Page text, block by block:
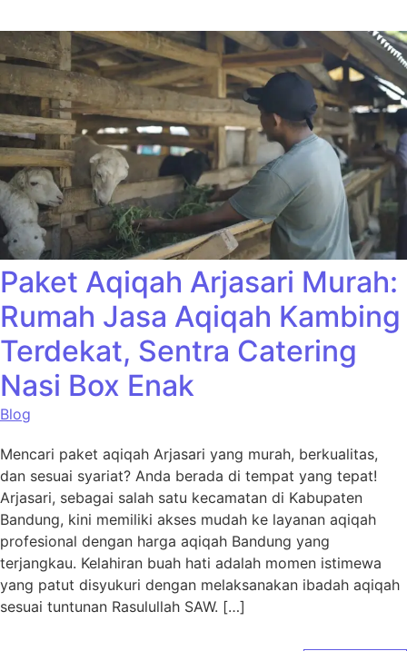
Paket Aqiqah Arjasari Murah:
Rumah Jasa Aqiqah Kambing
Terdekat, Sentra Catering
Nasi Box Enak
Blog
Mencari paket aqiqah Arjasari yang murah, berkualitas,
dan sesuai syariat? Anda berada di tempat yang tepat!
Arjasari, sebagai salah satu kecamatan di Kabupaten
Bandung, kini memiliki akses mudah ke layanan aqiqah
profesional dengan harga aqiqah Bandung yang
terjangkau. Kelahiran buah hati adalah momen istimewa
yang patut disyukuri dengan melaksanakan ibadah aqiqah
sesuai tuntunan Rasulullah SAW. […]